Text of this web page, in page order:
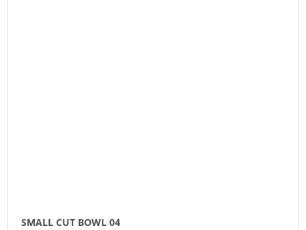
SMALL CUT BOWL 04